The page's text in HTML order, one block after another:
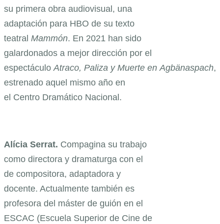
su primera obra audiovisual, una
adaptación para HBO de su texto
teatral Mammón. En 2021 han sido
galardonados a mejor dirección por el
espectáculoAtraco, Paliza y Muerte en Agbänaspach,
estrenado aquel mismo año en
el Centro Dramático Nacional.
Alícia Serrat. Compagina su trabajo
como directora y dramaturga con el
de compositora, adaptadora y
docente. Actualmente también es
profesora del máster de guión en el
ESCAC (Escuela Superior de Cine de